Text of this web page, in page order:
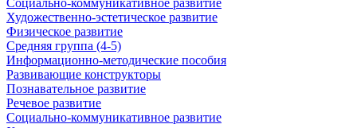
Социально-коммуникативное развитие
Художественно-эстетическое развитие
Физическое развитие
Средняя группа (4-5)
Информационно-методические пособия
Развивающие конструкторы
Познавательное развитие
Речевое развитие
Социально-коммуникативное развитие